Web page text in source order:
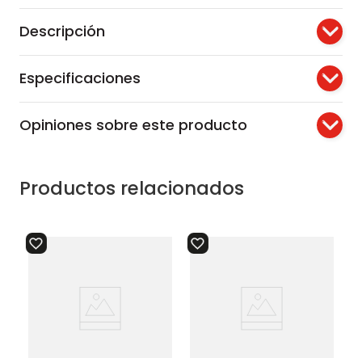
Descripción
Especificaciones
Opiniones sobre este producto
Productos relacionados